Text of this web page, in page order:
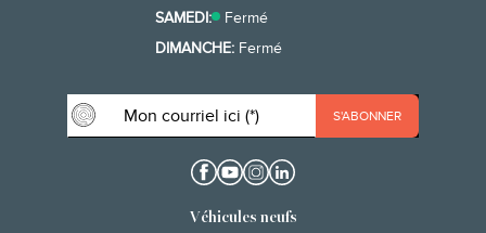
SAMEDI:
Fermé
DIMANCHE: Fermé
Véhicules neufs